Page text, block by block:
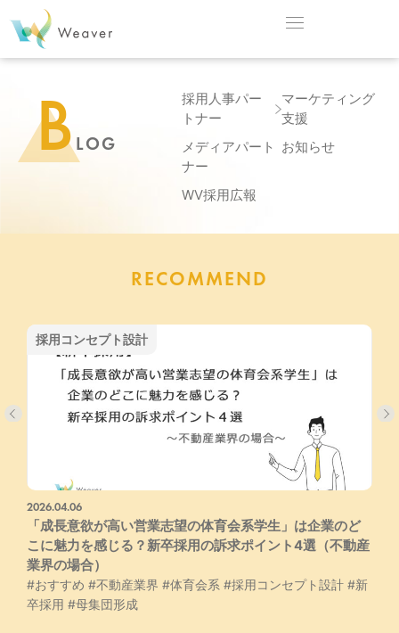
BLOG
採用人事パー
トナー
マーケティング
支援
メディアパート
ナー
お知らせ
WV採用広報
RECOMMEND
採用コンセプト設計
2026.04.06
「成長意欲が高い営業志望の体育会系学生」は企業のど
こに魅力を感じる？新卒採用の訴求ポイント4選（不動産
業界の場合）
#おすすめ #不動産業界 #体育会系 #採用コンセプト設計 #新
卒採用 #母集団形成